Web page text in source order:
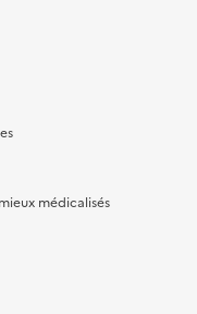
médicalisés